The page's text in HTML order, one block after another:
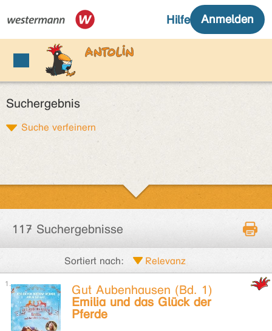
Suchergebnis
Suche verfeinern
117 Suchergebnisse
Sortiert nach:
Gut Aubenhausen (Bd. 1)
Emilia und das Glück der
Pferde